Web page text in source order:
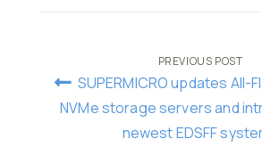
Post
navigation
PREVIOUS POST
SUPERMICRO updates All-
NVMe storage servers and
newest EDSFF